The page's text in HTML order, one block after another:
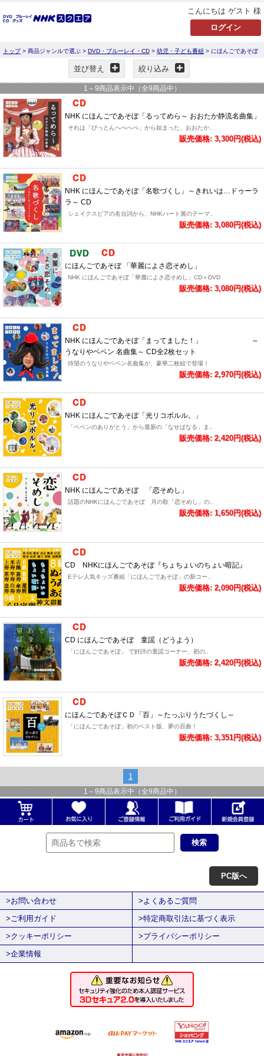
こんにちは ゲスト 様
トップ> 商品ジャンルで選ぶ > DVD・ブルーレイ・CD > 幼児・子ども番組 > にほんごであそぼ
並び替え 絞り込み
1 ～ 9商品表示中（全9商品中）
NHK にほんごであそぼ「るってめら～ おおたか静流名曲集」
それは「ぴっとんへべへべ」から始まった、おおたか..
販売価格: 3,300円(税込)
NHK にほんごであそぼ「名歌づくし」～きれいは…ドゥーラ
ラ～ CD
シェイクスピアの名台詞から、NHKハート展のテーマ..
販売価格: 3,080円(税込)
にほんごであそぼ 「華麗によさ恋そめし」
NHK にほんごであそぼ「華麗によさ恋そめし」CD＋DVD
販売価格: 3,080円(税込)
NHK にほんごであそぼ「まってました！」 ～
うなりやベベン 名曲集～ CD全2枚セット
待望のうなりやベベン名曲集が、豪華二枚組で登場！
販売価格: 2,970円(税込)
NHK にほんごであそぼ「光リコボルル。」
「ベベンのありがとう」から最新の「なせばなる」ま..
販売価格: 2,420円(税込)
NHK にほんごであそぼ 「恋そめし」
話題のNHKにほんごであそぼ 月の歌「恋そめし」の..
販売価格: 1,650円(税込)
CD NHKにほんごであそぼ『ちょちょいのちょい暗記』
Eテレ人気キッズ番組「にほんごであそぼ」の新コー..
販売価格: 2,090円(税込)
CD にほんごであそぼ 童謡（どうよう）
「にほんごであそぼ」 で好評の童謡コーナー、初の..
販売価格: 2,420円(税込)
にほんごであそぼＣＤ「百」～たっぷりうたづくし～
「にほんごであそぼ」初のベスト版、夢の百曲！
販売価格: 3,351円(税込)
1
1 ～ 9商品表示中（全9商品中）
PC版へ
>お問い合わせ
>よくあるご質問
>ご利用ガイド
>特定商取引法に基づく表示
>クッキーポリシー
>プライバシーポリシー
>企業情報